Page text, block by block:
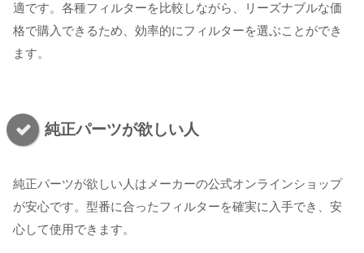
適です。各種フィルターを比較しながら、リーズナブルな価
格で購入できるため、効率的にフィルターを選ぶことができ
ます。
純正パーツが欲しい人
純正パーツが欲しい人はメーカーの公式オンラインショップ
が安心です。型番に合ったフィルターを確実に入手でき、安
心して使用できます。